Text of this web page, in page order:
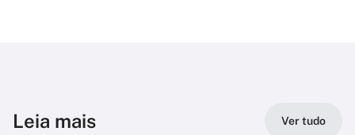
Leia mais Ver tudo